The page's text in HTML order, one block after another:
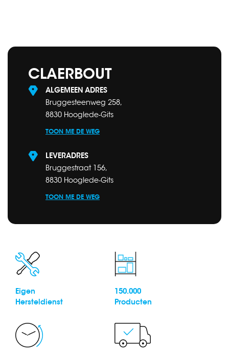
CLAERBOUT
ALGEMEEN ADRES
Bruggesteenweg 258,
8830 Hooglede-Gits
TOON ME DE WEG
LEVERADRES
Bruggestraat 156,
8830 Hooglede-Gits
TOON ME DE WEG
Eigen
Hersteldienst
150.000
Producten